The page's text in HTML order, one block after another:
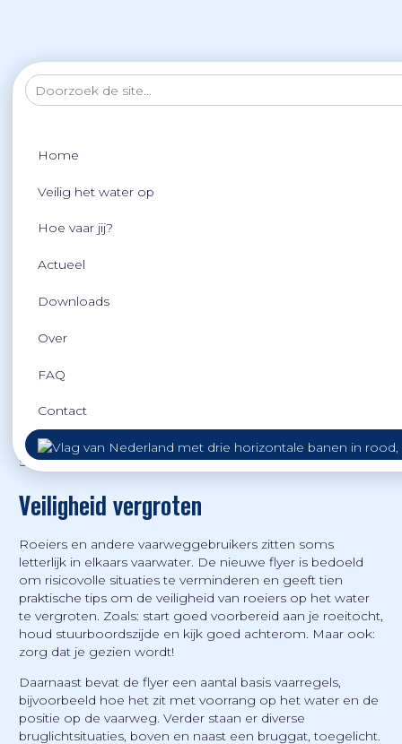
Home
Veilig het water op
Hoe vaar jij?
Actueel
Downloads
Over
FAQ
Contact
Home Actueel
water op’
GEPUBLICEERD OP17/5/2021
roeiers en andere vaarweggebruikers in de vernieuwde
De flyer is samengesteld door de Koninklijke Nederlandse
Roeibond (KNRB), provincie Zuid-Holland en ‘Varen doe je
Samen!’.
Veiligheid vergroten
Roeiers en andere vaarweggebruikers zitten soms
letterlijk in elkaars vaarwater. De nieuwe flyer is bedoeld
om risicovolle situaties te verminderen en geeft tien
praktische tips om de veiligheid van roeiers op het water
te vergroten. Zoals: start goed voorbereid aan je roeitocht,
houd stuurboordszijde en kijk goed achterom. Maar ook:
zorg dat je gezien wordt!
Daarnaast bevat de flyer een aantal basis vaarregels,
bijvoorbeeld hoe het zit met voorrang op het water en de
positie op de vaarweg. Verder staan er diverse
bruglichtsituaties, boven en naast een bruggat, toegelicht.